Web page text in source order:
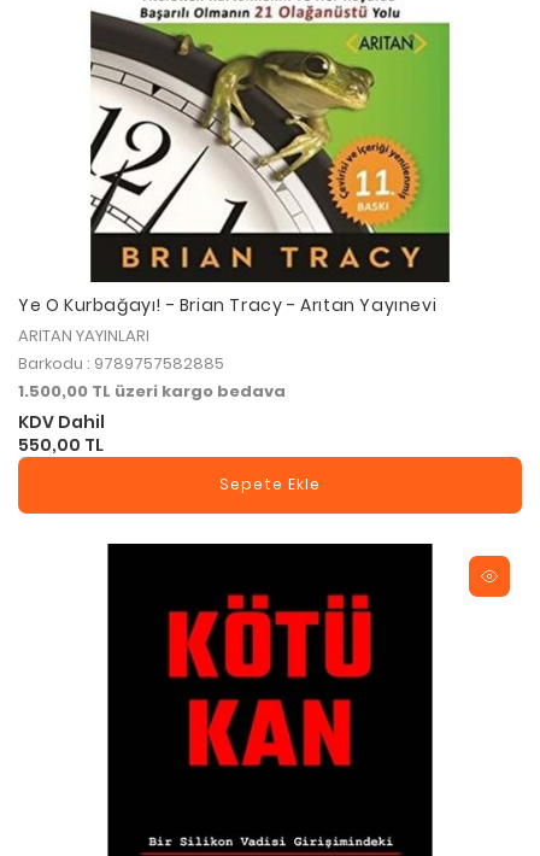
Ye O Kurbağayı! - Brian Tracy - Arıtan Yayınevi
ARITAN YAYINLARI
Barkodu : 9789757582885
1.500,00 TL üzeri kargo bedava
KDV Dahil
550,00 TL
Sepete Ekle